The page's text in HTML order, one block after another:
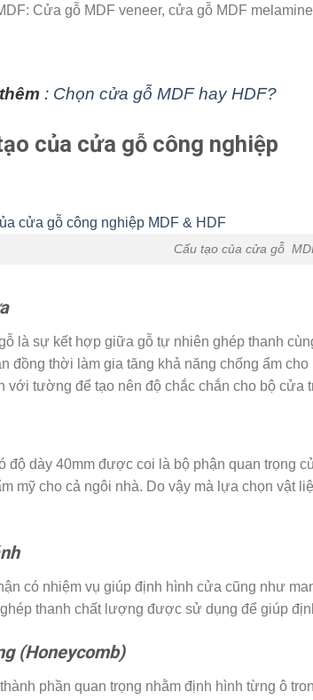
Cửa gỗ MDF veneer, cửa gỗ MDF melamine
: Chọn cửa gỗ MDF hay HDF?
của cửa gỗ công nghiệp
Cấu tạo của cửa gỗ
là sự kết hợp giữa gỗ tự nhiên ghép thanh
đồng thời làm gia tăng khả năng chống ẩm
với tường để tạo nên độ chắc chắn cho bộ cửa
độ dày 40mm được coi là bộ phận quan trọng
mỹ cho cả ngôi nhà. Do vậy mà lựa chọn vật
có nhiệm vụ giúp định hình cửa cũng như
thanh chất lượng được sử dụng để giúp
(Honeycomb)
phần quan trọng nhằm định hình từng ô